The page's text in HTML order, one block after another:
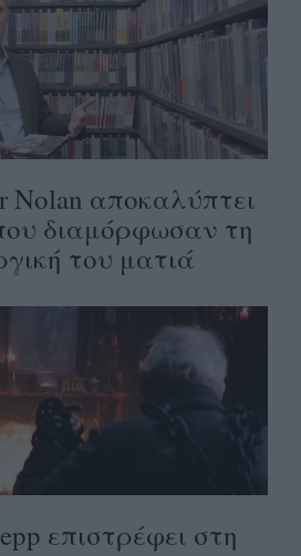
Nolan αποκαλύπτει
διαμόρφωσαν τη
του ματιά
επιστρέφει στη